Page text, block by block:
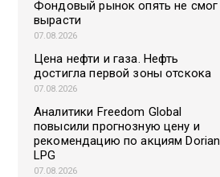
Фондовый рынок опять не смог
вырасти
07.08.2026
Цена нефти и газа. Нефть
достигла первой зоны отскока
07.08.2026
Аналитики Freedom Global
повысили прогнозную цену и
рекомендацию по акциям Dorian
LPG
07.08.2026